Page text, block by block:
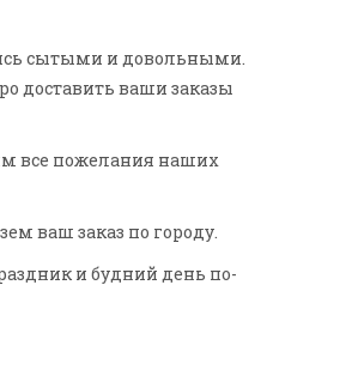
сытыми и довольными.
доставить ваши заказы
все пожелания наших
ваш заказ по городу.
и будний день по-